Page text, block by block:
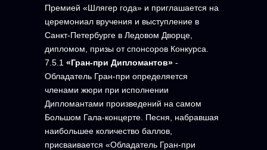
Премией «Шлягер года» и приглашается на
церемониал вручения и выступление в
Санкт-Петербурге в Ледовом Дворце,
дипломом, призы от спонсоров Конкурса.
7.5.1 «Гран-при Дипломантов»-
Обладатель Гран-при определяется
членами жюри при исполнении
Дипломантами произведений на самом
Большом Гала-концерте. Песня, набравшая
наибольшее количество баллов,
присваивается «Обладатель Гран-при